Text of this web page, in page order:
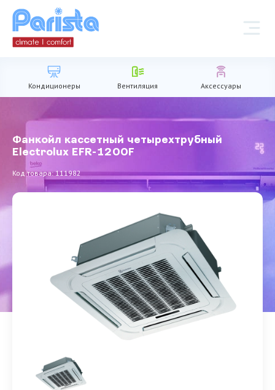
Кондиционеры Вентиляция Аксессуары
Фанкойл кассетный четырехтрубный
Electrolux EFR-1200F
Код товара: 111982